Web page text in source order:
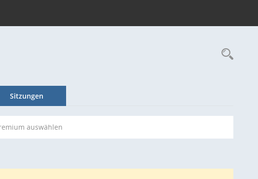
Sitzungen
auswählen